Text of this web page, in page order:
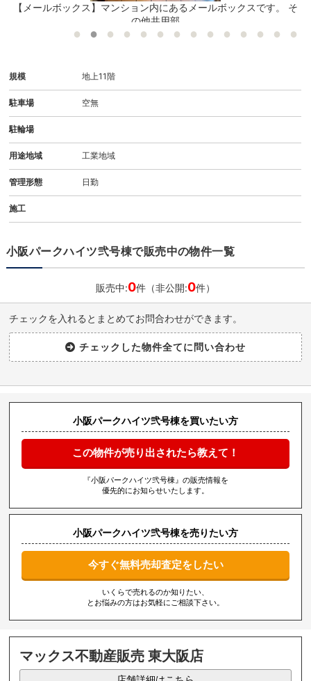
【メールボックス】マンション内にあるメールボックスです。 そ
の他共用部
規模 地上11階
駐車場 空無
駐輪場
用途地域 工業地域
管理形態 日勤
施工
小阪パークハイツ弐号棟で販売中の物件一覧
販売中:0件（非公開:0件）
チェックを入れるとまとめてお問合わせができます。
小阪パークハイツ弐号棟を買いたい方
この物件が売り出されたら教えて！
『小阪パークハイツ弐号棟』の販売情報を
優先的にお知らせいたします。
小阪パークハイツ弐号棟を売りたい方
今すぐ無料売却査定をしたい
いくらで売れるのか知りたい、
とお悩みの方はお気軽にご相談下さい。
マックス不動産販売 東大阪店